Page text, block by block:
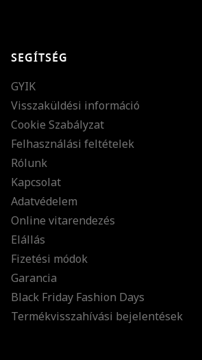
különleges ajánlatainkat és
SEGÍTSÉG
GYIK
Visszaküldési információ
Cookie Szabályzat
Felhasználási feltételek
Rólunk
Kapcsolat
Adatvédelem
Online vitarendezés
Elállás
Fizetési módok
Garancia
Black Friday Fashion Days
Termékvisszahívási bejelentések